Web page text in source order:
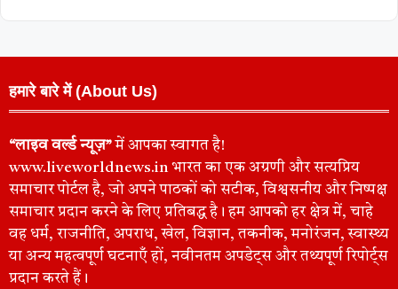
हमारे बारे में (About Us)
“लाइव वर्ल्ड न्यूज़”में आपका स्वागत है!
www.liveworldnews.in भारत का एक अग्रणी और सत्यप्रिय
समाचार पोर्टल है, जो अपने पाठकों को सटीक, विश्वसनीय और निष्पक्ष
समाचार प्रदान करने के लिए प्रतिबद्ध है। हम आपको हर क्षेत्र में, चाहे
वह धर्म, राजनीति, अपराध, खेल, विज्ञान, तकनीक, मनोरंजन, स्वास्थ्य
या अन्य महत्वपूर्ण घटनाएँ हों, नवीनतम अपडेट्स और तथ्यपूर्ण रिपोर्ट्स
प्रदान करते हैं।